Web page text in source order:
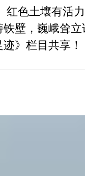
红色土壤有活
壁，巍峨耸
》栏目共享！